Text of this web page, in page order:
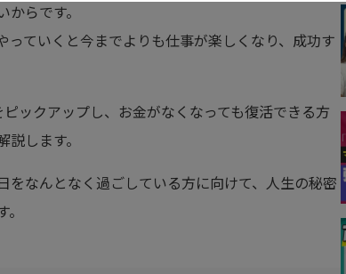
らです。
ていくと今までよりも仕事が楽しくなり、成功す
ックアップし、お金がなくなっても復活できる方
します。
なんとなく過ごしている方に向けて、人生の秘密